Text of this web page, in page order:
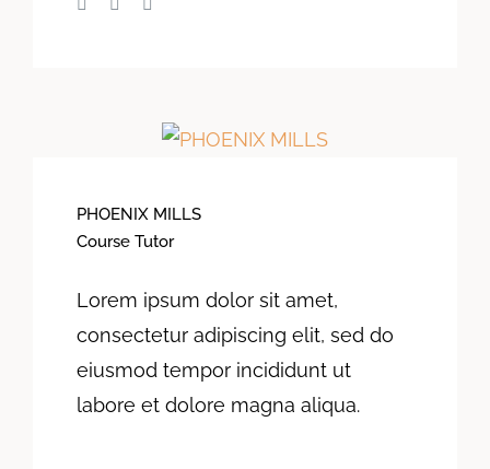
PHOENIX MILLS
Course Tutor
Lorem ipsum dolor sit amet,
consectetur adipiscing elit, sed do
eiusmod tempor incididunt ut
labore et dolore magna aliqua.